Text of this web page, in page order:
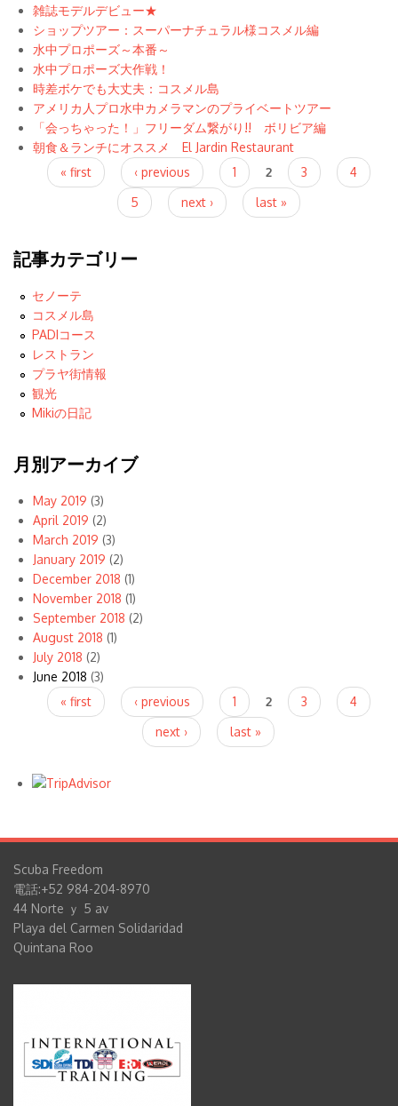
雑誌モデルデビュー★
ショップツアー：スーパーナチュラル様コスメル編
水中プロポーズ～本番～
水中プロポーズ大作戦！
時差ボケでも大丈夫：コスメル島
アメリカ人プロ水中カメラマンのプライベートツアー
「会っちゃった！」フリーダム繋がり!! ボリビア編
朝食＆ランチにオススメ El Jardin Restaurant
Pages« first ‹ previous 1 2 3
4
5
next › last »
記事カテゴリー
セノーテ
コスメル島
PADIコース
レストラン
プラヤ街情報
観光
Mikiの日記
月別アーカイブ
May 2019 (3)
April 2019 (2)
March 2019 (3)
January 2019 (2)
December 2018 (1)
November 2018 (1)
September 2018 (2)
August 2018 (1)
July 2018 (2)
June 2018 (3)
Pages« first ‹ previous 1 2 3
4
next ›
last »
Scuba Freedom
電話:+52 984-204-8970
44 Norte ｙ 5 av
Playa del Carmen Solidaridad
Quintana Roo